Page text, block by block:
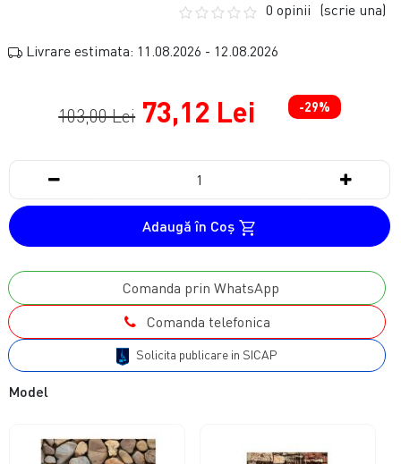
0 opinii (scrie una)
Livrare estimata: 11.08.2026 - 12.08.2026
103,00 Lei 73,12 Lei -29%
Adaugă în Coş
Comanda prin WhatsApp
Comanda telefonica
Solicita publicare in SICAP
Model